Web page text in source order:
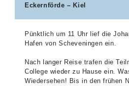
Eckernförde – Kiel
Pünktlich um 11 Uhr lief die
Hafen von Scheveningen ein.
Nach langer Reise trafen die
College wieder zu Hause ein.
Wiedersehen! Bis in den frühen